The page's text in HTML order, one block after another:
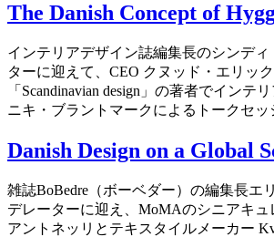
The Danish Concept of
インテリアデザイン誌編集長のシンデ
ターに迎えて、CEO クヌッド・エリッ
「Scandinavian design」の著者でインテ
ニキ・ブラントマークによるトークセッ
Danish Design on a Global
雑誌BoBedre（ボーベダー）の編集長エ
デレーターに迎え、MoMAのシニアキュ
アントネッリとテキスタイルメーカー